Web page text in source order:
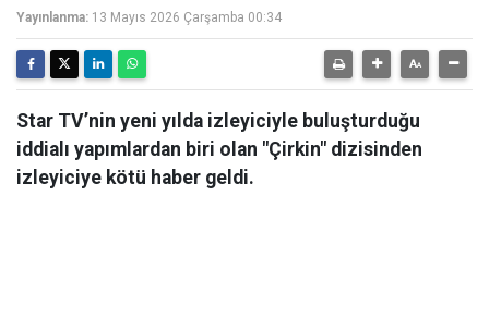
Yayınlanma: 13 Mayıs 2026 Çarşamba 00:34
Star TV’nin yeni yılda izleyiciyle buluşturduğu
iddialı yapımlardan biri olan "Çirkin" dizisinden
izleyiciye kötü haber geldi.